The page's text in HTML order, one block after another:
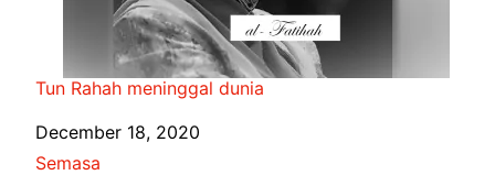
Tun Rahah meninggal dunia
Date
December 18, 2020
In relation to
Semasa